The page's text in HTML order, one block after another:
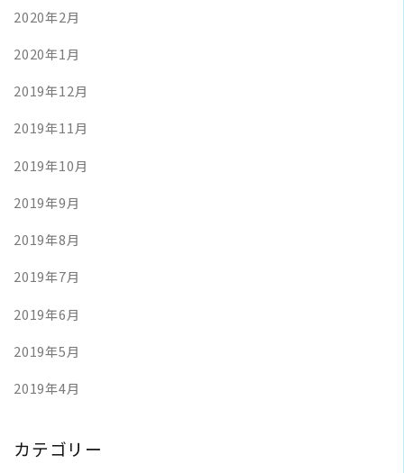
2020年2月
2020年1月
2019年12月
2019年11月
2019年10月
2019年9月
2019年8月
2019年7月
2019年6月
2019年5月
2019年4月
カテゴリー